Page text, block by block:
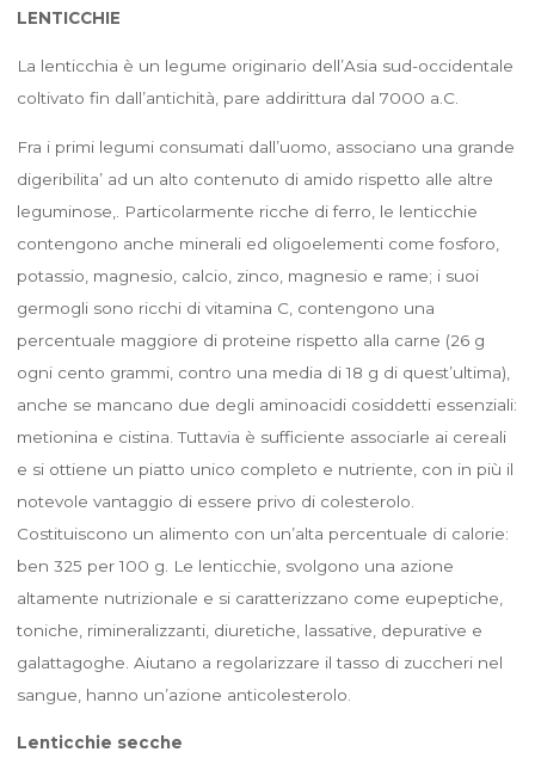
LENTICCHIE
La lenticchia è un legume originario dell’Asia sud-occidentale
coltivato fin dall’antichità, pare addirittura dal 7000 a.C.
Fra i primi legumi consumati dall’uomo, associano una grande
digeribilita’ ad un alto contenuto di amido rispetto alle altre
leguminose,. Particolarmente ricche di ferro, le lenticchie
contengono anche minerali ed oligoelementi come fosforo,
potassio, magnesio, calcio, zinco, magnesio e rame; i suoi
germogli sono ricchi di vitamina C, contengono una
percentuale maggiore di proteine rispetto alla carne (26 g
ogni cento grammi, contro una media di 18 g di quest’ultima),
anche se mancano due degli aminoacidi cosiddetti essenziali:
metionina e cistina. Tuttavia è sufficiente associarle ai cereali
e si ottiene un piatto unico completo e nutriente, con in più il
notevole vantaggio di essere privo di colesterolo.
Costituiscono un alimento con un’alta percentuale di calorie:
ben 325 per 100 g. Le lenticchie, svolgono una azione
altamente nutrizionale e si caratterizzano come eupeptiche,
toniche, rimineralizzanti, diuretiche, lassative, depurative e
galattagoghe. Aiutano a regolarizzare il tasso di zuccheri nel
sangue, hanno un’azione anticolesterolo.
Lenticchie secche